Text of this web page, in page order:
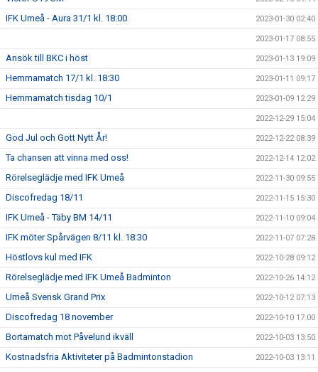
IFK Umeå - Aura 31/1 kl. 18:00 2023-01-30 02:40
2023-01-17 08:55
Ansök till BKC i höst 2023-01-13 19:09
Hemmamatch 17/1 kl. 18:30 2023-01-11 09:17
Hemmamatch tisdag 10/1 2023-01-09 12:29
2022-12-29 15:04
God Jul och Gott Nytt År! 2022-12-22 08:39
Ta chansen att vinna med oss! 2022-12-14 12:02
Rörelseglädje med IFK Umeå 2022-11-30 09:55
Discofredag 18/11 2022-11-15 15:30
IFK Umeå - Täby BM 14/11 2022-11-10 09:04
IFK möter Spårvägen 8/11 kl. 18:30 2022-11-07 07:28
Höstlovs kul med IFK 2022-10-28 09:12
Rörelseglädje med IFK Umeå Badminton 2022-10-26 14:12
Umeå Svensk Grand Prix 2022-10-12 07:13
Discofredag 18 november 2022-10-10 17:00
Bortamatch mot Påvelund ikväll 2022-10-03 13:50
Kostnadsfria Aktiviteter på Badmintonstadion 2022-10-03 13:11